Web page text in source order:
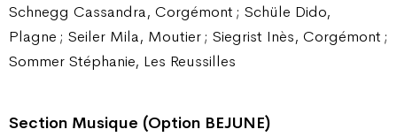
Schnegg Cassandra, Corgémont ; Schüle Dido,
Plagne ; Seiler Mila, Moutier ; Siegrist Inès, Corgémont ;
Sommer Stéphanie, Les Reussilles
Section Musique (Option BEJUNE)